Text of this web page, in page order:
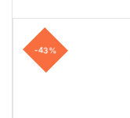
-43%